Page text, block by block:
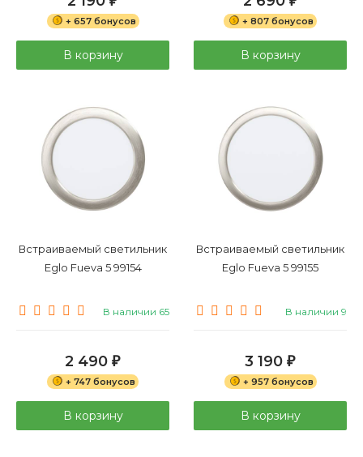
+ 657 бонусов
В корзину
+ 807 бонусов
В корзину
Встраиваемый светильник
Eglo Fueva 5 99154
В наличии 65
2 490 ₽
+ 747 бонусов
В корзину
Встраиваемый светильник
Eglo Fueva 5 99155
В наличии 9
3 190 ₽
+ 957 бонусов
В корзину